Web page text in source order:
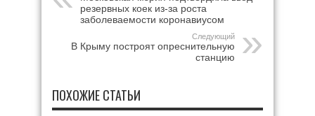
резервных коек из-за роста
заболеваемости коронавиусом
Следующий
В Крыму построят опреснительную
станцию
ПОХОЖИЕ СТАТЬИ